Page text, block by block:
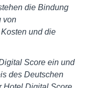
die Bindung
von
und die
Score ein und
des Deutschen